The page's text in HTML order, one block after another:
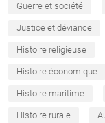
Guerre et société
Justice et déviance
Histoire religieuse
Histoire économique
Histoire maritime
Histoire rurale